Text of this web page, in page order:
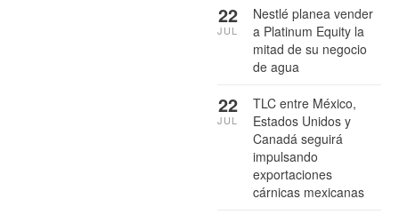
Nestlé planea vender
a Platinum Equity la
mitad de su negocio
de agua
22
JUL
TLC entre México,
Estados Unidos y
Canadá seguirá
impulsando
exportaciones
cárnicas mexicanas
22
JUL